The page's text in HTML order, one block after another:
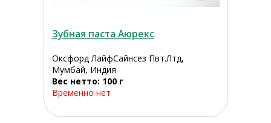
Зубная паста Аюрекс
Оксфорд ЛайфСайнсез Пвт.Лтд,
Мумбай, Индия
Вес нетто: 100 г
Временно нет